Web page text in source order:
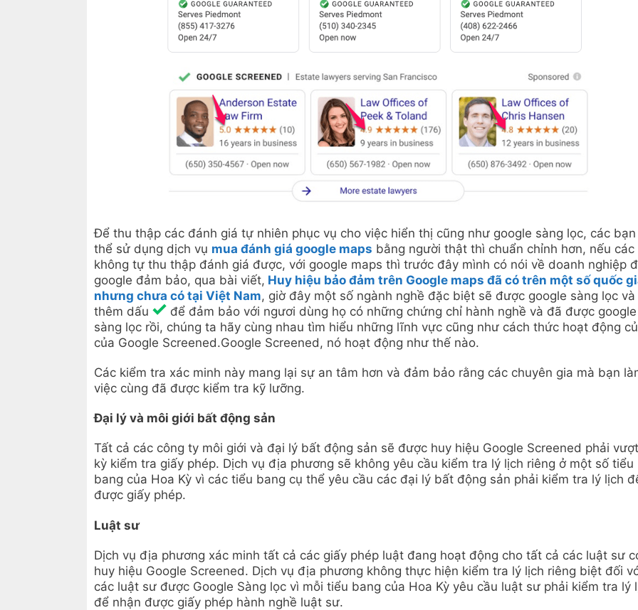
Để thu thập các đánh giá tự nhiên phục vụ cho việc hiển thị cũng như google sàng lọc, các
thể sử dụng dịch vụ mua đánh giá google maps bằng người thật thì chuẩn chỉnh hơn, nếu các
không tự thu thập đánh giá được, với google maps thì trước đây mình có nói về doanh nghiệp
google đảm bảo, qua bài viết, Huy hiệu bảo đảm trên Google maps đã có trên một số quốc
nhưng chưa có tại Việt Nam, giờ đây một số ngành nghề đặc biệt sẽ được google sàng lọc và
thêm dấu
để đảm bảo với ngươi dùng họ có những chứng chỉ hành nghề và đã được google
sàng lọc rồi, chúng ta hãy cùng nhau tìm hiểu những lĩnh vực cũng như cách thức hoạt động
của Google Screened.Google Screened, nó hoạt động như thế nào.
Các kiểm tra xác minh này mang lại sự an tâm hơn và đảm bảo rằng các chuyên gia mà bạn
việc cùng đã được kiểm tra kỹ lưỡng.
Đại lý và môi giới bất động sản
Tất cả các công ty môi giới và đại lý bất động sản sẽ được huy hiệu Google Screened phải
kỳ kiểm tra giấy phép. Dịch vụ địa phương sẽ không yêu cầu kiểm tra lý lịch riêng ở một số tiểu
bang của Hoa Kỳ vì các tiểu bang cụ thể yêu cầu các đại lý bất động sản phải kiểm tra lý lịch
được giấy phép.
Luật sư
Dịch vụ địa phương xác minh tất cả các giấy phép luật đang hoạt động cho tất cả các luật sư
huy hiệu Google Screened. Dịch vụ địa phương không thực hiện kiểm tra lý lịch riêng biệt đối
các luật sư được Google Sàng lọc vì mỗi tiểu bang của Hoa Kỳ yêu cầu luật sư phải kiểm tra lý
để nhận được giấy phép hành nghề luật sư.